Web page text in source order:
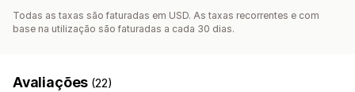
Todas as taxas são faturadas em USD. As taxas recorrentes e com
base na utilização são faturadas a cada 30 dias.
Avaliações (22)